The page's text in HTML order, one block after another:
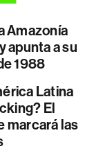
Amazonía
apunta a su
1988
Latina
El
marcará las